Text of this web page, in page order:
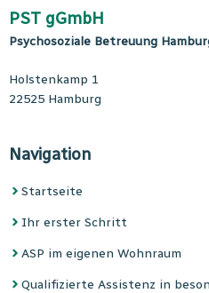
PST gGmbH
Psychosoziale Betreuung
Holstenkamp 1
22525 Hamburg
Navigation
Startseite
Ihr erster Schritt
ASP im eigenen Wohnraum
Quali­fi­zier­te Assis­tenz in